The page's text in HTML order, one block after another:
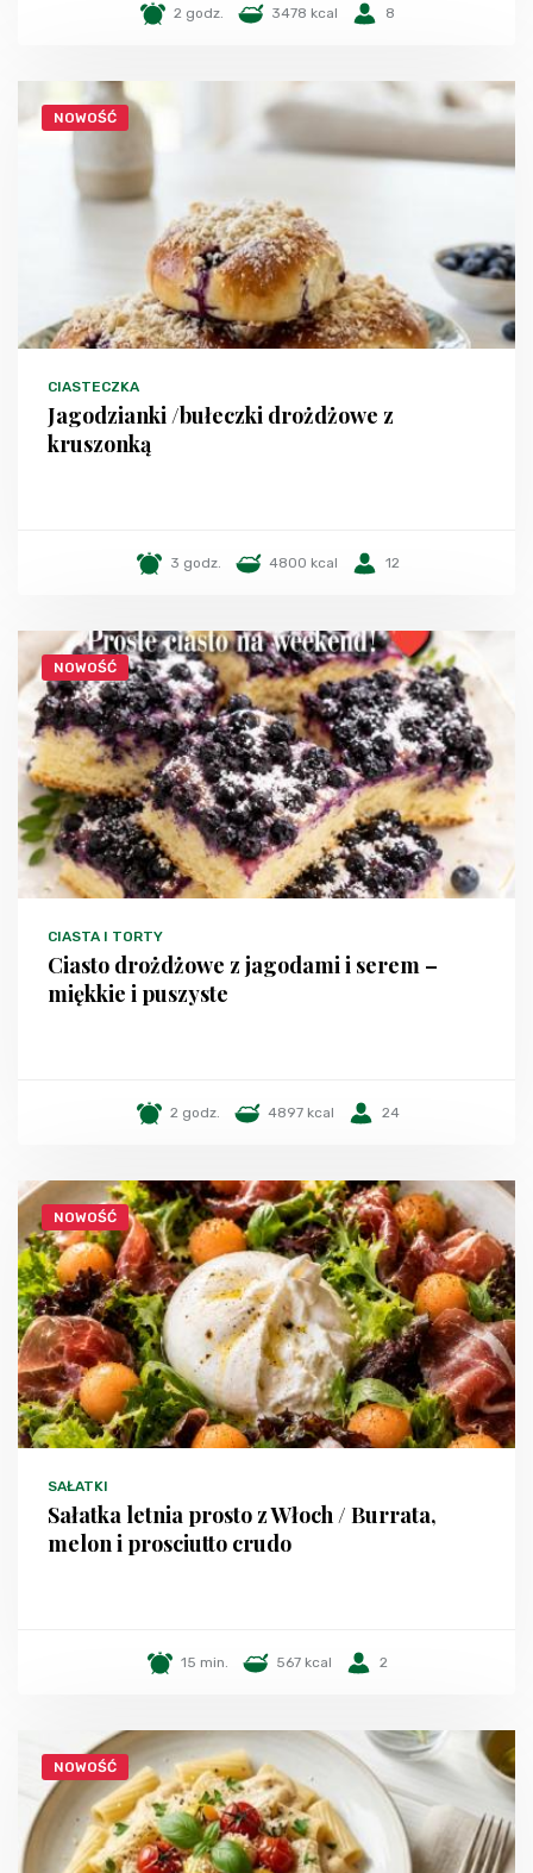
2 godz. 3478 kcal 8
NOWOŚĆ
CIASTECZKA
Jagodzianki /bułeczki drożdżowe z
kruszonką
3 godz. 4800 kcal 12
NOWOŚĆ
CIASTA I TORTY
Ciasto drożdżowe z jagodami i serem –
miękkie i puszyste
2 godz. 4897 kcal 24
NOWOŚĆ
SAŁATKI
Sałatka letnia prosto z Włoch / Burrata,
melon i prosciutto crudo
15 min. 567 kcal 2
NOWOŚĆ